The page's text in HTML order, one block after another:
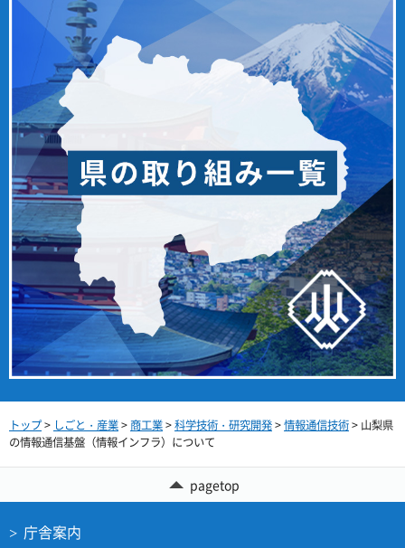
トップ> しごと・産業> 商工業>科学技術・研究開発>情報通信技術> 山梨県
の情報通信基盤（情報インフラ）について
pagetop
庁舎案内